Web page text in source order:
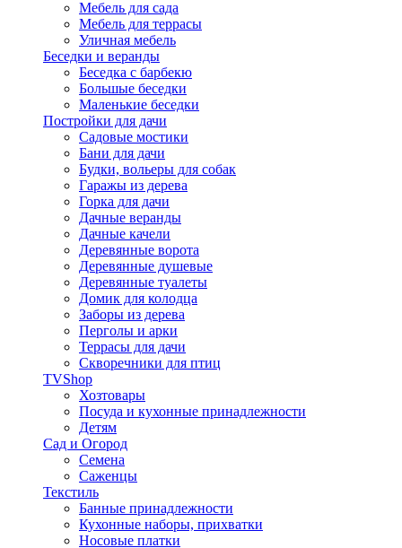
Мебель для сада
Мебель для террасы
Уличная мебель
Беседки и веранды
Беседка с барбекю
Большые беседки
Маленькие беседки
Постройки для дачи
Садовые мостики
Бани для дачи
Будки, вольеры для собак
Гаражы из дерева
Горка для дачи
Дачные веранды
Дачные качели
Деревянные ворота
Деревянные душевые
Деревянные туалеты
Домик для колодца
Заборы из дерева
Перголы и арки
Террасы для дачи
Скворечники для птиц
TVShop
Хозтовары
Посуда и кухонные принадлежности
Детям
Сад и Огород
Семена
Саженцы
Текстиль
Банные принадлежности
Кухонные наборы, прихватки
Носовые платки